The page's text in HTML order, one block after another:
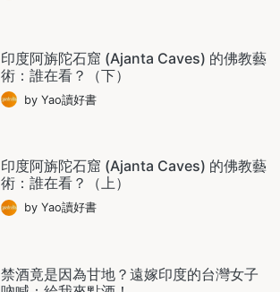
印度阿旃陀石窟 (Ajanta Caves) 的佛教藝
術：誰在看？（下）
by Yao讀好書
印度阿旃陀石窟 (Ajanta Caves) 的佛教藝
術：誰在看？（上）
by Yao讀好書
禁酒竟是因為甘地？遠嫁印度的台灣女子